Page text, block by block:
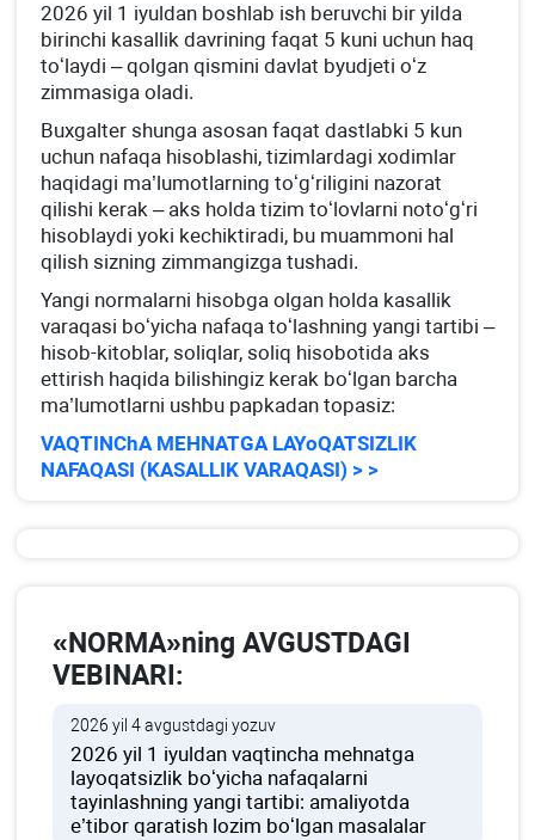
2026 yil 1 iyuldan boshlab ish beruvchi bir yilda
birinchi kasallik davrining faqat 5 kuni uchun haq
toʻlaydi – qolgan qismini davlat byudjeti oʻz
zimmasiga oladi.
Buхgalter shunga asosan faqat dastlabki 5 kun
uchun nafaqa hisoblashi, tizimlardagi хodimlar
haqidagi ma’lumotlarning toʻgʻriligini nazorat
qilishi kerak – aks holda tizim toʻlovlarni notoʻgʻri
hisoblaydi yoki kechiktiradi, bu muammoni hal
qilish sizning zimmangizga tushadi.
Yangi normalarni hisobga olgan holda kasallik
varaqasi boʻyicha nafaqa toʻlashning yangi tartibi –
hisob-kitoblar, soliqlar, soliq hisobotida aks
ettirish haqida bilishingiz kerak boʻlgan barcha
ma’lumotlarni ushbu papkadan topasiz:
VAQTINChA MEHNATGA LAYoQATSIZLIK
NAFAQASI (KASALLIK VARAQASI) > >
«NORMA»ning AVGUSTDAGI
VEBINARI:
2026 yil 4 avgustdagi yozuv
2026 yil 1 iyuldan vaqtincha mehnatga
layoqatsizlik boʻyicha nafaqalarni
tayinlashning yangi tartibi: amaliyotda
e’tibor qaratish lozim boʻlgan masalalar